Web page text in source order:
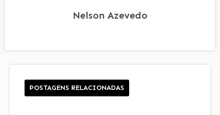
Nelson Azevedo
POSTAGENS RELACIONADAS